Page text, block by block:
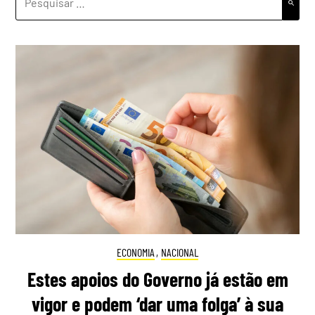
POR:
ECONOMIA , NACIONAL
Estes apoios do Governo já estão em
vigor e podem ‘dar uma folga’ à sua